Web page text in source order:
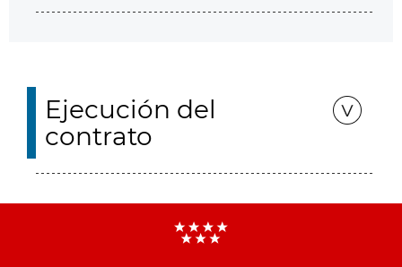
Ejecución del
contrato